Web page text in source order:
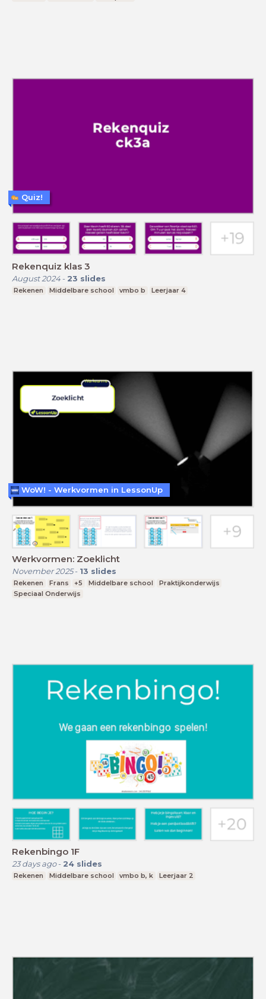
Rekenquiz klas 3
August 2024- 23 slides
Rekenen Middelbare school vmbo b Leerjaar 4
Quiz!
Werkvormen: Zoeklicht
November 2025- 13 slides
Rekenen Frans +5 Middelbare school
Praktijkonderwijs
Speciaal Onderwijs
WoW! - Werkvormen in LessonUp
Rekenbingo 1F
23 days ago- 24 slides
Rekenen Middelbare school vmbo b, k Leerjaar 2